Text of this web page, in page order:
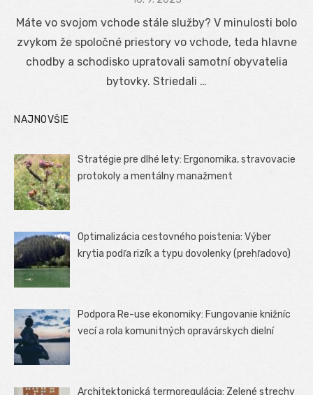
Máte vo svojom vchode stále služby? V minulosti bolo
zvykom že spoločné priestory vo vchode, teda hlavne
chodby a schodisko upratovali samotní obyvatelia
bytovky. Striedali …
NAJNOVŠIE
Stratégie pre dlhé lety: Ergonomika, stravovacie
protokoly a mentálny manažment
Optimalizácia cestovného poistenia: Výber
krytia podľa rizík a typu dovolenky (prehľadovo)
Podpora Re-use ekonomiky: Fungovanie knižníc
vecí a rola komunitných opravárskych dielní
Architektonická termoregulácia: Zelené strechy